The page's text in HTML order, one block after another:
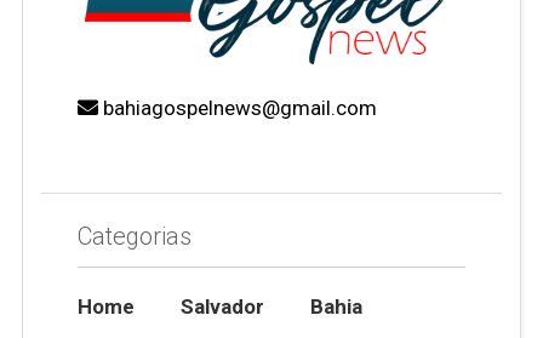
bahiagospelnews@gmail.com
Categorias
Home Salvador
Bahia